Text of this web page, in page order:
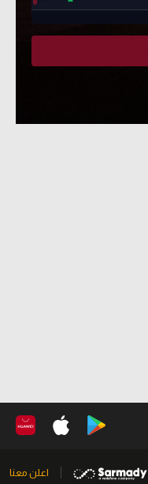
اعلن معنا